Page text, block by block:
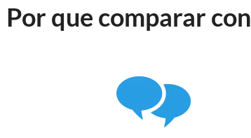
Por que comparar